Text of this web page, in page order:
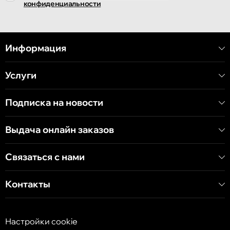
Кишинёв
Хынчештское шоссе, 60/4
бульвар Дечебал, 139
конфиденциальности
Информация
Услуги
Подписка на новости
Выдача онлайн заказов
Связаться с нами
Контакты
Настройки cookie